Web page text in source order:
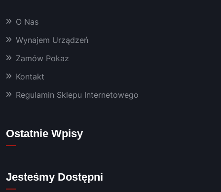
O Nas
Wynajem Urządzeń
Zamów Pokaz
Kontakt
Regulamin Sklepu Internetowego
Ostatnie Wpisy
Jesteśmy Dostępni